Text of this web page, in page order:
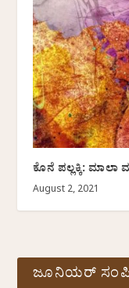
ಕೊನೆ ಪಲ್ಲಕ್ಕಿ:
August 2, 2021
ಜೂನಿಯರ್